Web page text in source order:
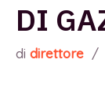
DI
di direttore /